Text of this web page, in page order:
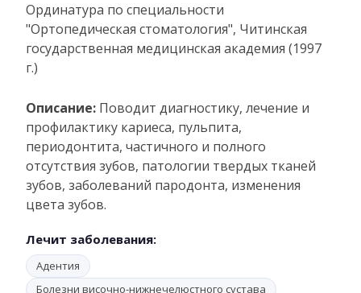
Ординатура по специальности
"Ортопедическая стоматология", Читинская
государственная медицинская академия (1997
г.)
Описание: Поводит диагностику, лечение и
профилактику кариеса, пульпита,
периодонтита, частичного и полного
отсутствия зубов, патологии твердых тканей
зубов, заболеваний пародонта, изменения
цвета зубов.
Лечит заболевания:
Адентия
Болезни височно-нижнечелюстного сустава